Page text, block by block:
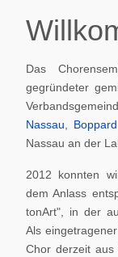
Das
gegründeter
Nassau
Boppard
Nassau an der
2012 konnten
dem Anlass
tonArt", in der
Als
Chor derzeit